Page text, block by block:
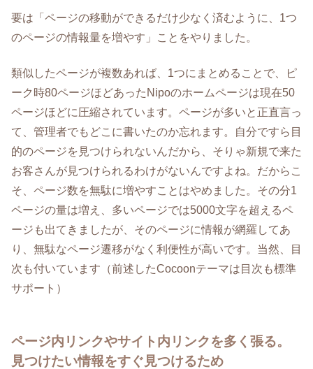
要は「ページの移動ができるだけ少なく済むように、1つ
のページの情報量を増やす」ことをやりました。
類似したページが複数あれば、1つにまとめることで、ピ
ーク時80ページほどあったNipoのホームページは現在50
ページほどに圧縮されています。ページが多いと正直言っ
て、管理者でもどこに書いたのか忘れます。自分ですら目
的のページを見つけられないんだから、そりゃ新規で来た
お客さんが見つけられるわけがないんですよね。だからこ
そ、ページ数を無駄に増やすことはやめました。その分1
ページの量は増え、多いページでは5000文字を超えるペ
ージも出てきましたが、そのページに情報が網羅してあ
り、無駄なページ遷移がなく利便性が高いです。当然、目
次も付いています（前述したCocoonテーマは目次も標準
サポート）
ページ内リンクやサイト内リンクを多く張る。
見つけたい情報をすぐ見つけるため